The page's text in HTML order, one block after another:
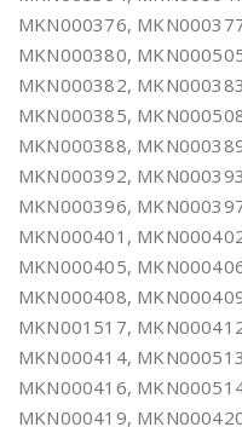
MKN000376,
MKN000380,
MKN000382,
MKN000385,
MKN000388,
MKN000392,
MKN000396,
MKN000401,
MKN000405,
MKN000408,
MKN001517,
MKN000414,
MKN000416,
MKN000419,